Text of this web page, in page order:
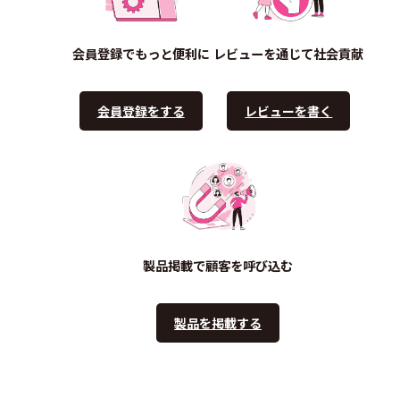
会員登録でもっと便利に
会員登録をする
レビューを通じて社会貢献
レビューを書く
製品掲載で顧客を呼び込む
製品を掲載する